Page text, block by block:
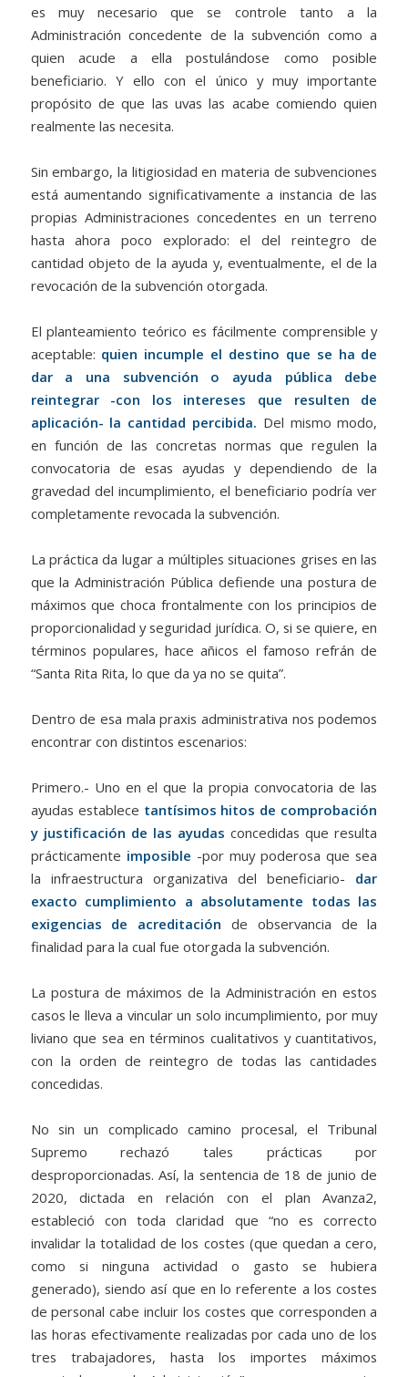
es muy necesario que se controle tanto a la
Administración concedente de la subvención como a
quien acude a ella postulándose como posible
beneficiario. Y ello con el único y muy importante
propósito de que las uvas las acabe comiendo quien
realmente las necesita.
Sin embargo, la litigiosidad en materia de subvenciones
está aumentando significativamente a instancia de las
propias Administraciones concedentes en un terreno
hasta ahora poco explorado: el del reintegro de
cantidad objeto de la ayuda y, eventualmente, el de la
revocación de la subvención otorgada.
El planteamiento teórico es fácilmente comprensible y
aceptable: quien incumple el destino que se ha de
dar a una subvención o ayuda pública debe
reintegrar -con los intereses que resulten de
aplicación- la cantidad percibida. Del mismo modo,
en función de las concretas normas que regulen la
convocatoria de esas ayudas y dependiendo de la
gravedad del incumplimiento, el beneficiario podría ver
completamente revocada la subvención.
La práctica da lugar a múltiples situaciones grises en las
que la Administración Pública defiende una postura de
máximos que choca frontalmente con los principios de
proporcionalidad y seguridad jurídica. O, si se quiere, en
términos populares, hace añicos el famoso refrán de
“Santa Rita Rita, lo que da ya no se quita”.
Dentro de esa mala praxis administrativa nos podemos
encontrar con distintos escenarios:
Primero.- Uno en el que la propia convocatoria de las
ayudas establece tantísimos hitos de comprobación
y justificación de las ayudas concedidas que resulta
prácticamente imposible -por muy poderosa que sea
la infraestructura organizativa del beneficiario- dar
exacto cumplimiento a absolutamente todas las
exigencias de acreditación de observancia de la
finalidad para la cual fue otorgada la subvención.
La postura de máximos de la Administración en estos
casos le lleva a vincular un solo incumplimiento, por muy
liviano que sea en términos cualitativos y cuantitativos,
con la orden de reintegro de todas las cantidades
concedidas.
No sin un complicado camino procesal, el Tribunal
Supremo rechazó tales prácticas por
desproporcionadas. Así, la sentencia de 18 de junio de
2020, dictada en relación con el plan Avanza2,
estableció con toda claridad que “no es correcto
invalidar la totalidad de los costes (que quedan a cero,
como si ninguna actividad o gasto se hubiera
generado), siendo así que en lo referente a los costes
de personal cabe incluir los costes que corresponden a
las horas efectivamente realizadas por cada uno de los
tres trabajadores, hasta los importes máximos